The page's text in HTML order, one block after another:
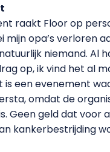
raakt Floor op
mijn opa’s verloren
niemand. Al
op, ik vind het al
is een evenement
omdat de
Geen geld dat voor
kankerbestrijding